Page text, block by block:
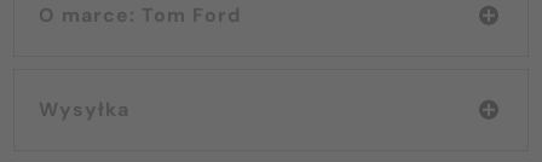
O marce: Tom Ford
Wysyłka